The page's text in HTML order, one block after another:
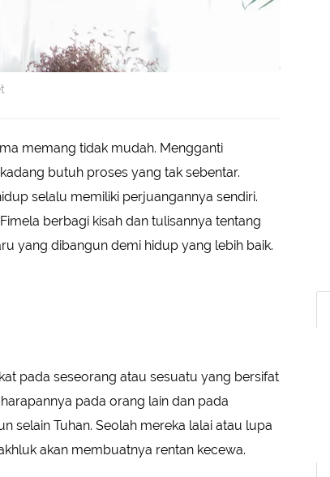
memang tidak mudah. Mengganti
butuh proses yang tak sebentar.
selalu memiliki perjuangannya sendiri.
berbagi kisah dan tulisannya tentang
yang dibangun demi hidup yang lebih baik.
pada seseorang atau sesuatu yang bersifat
pada orang lain dan pada
selain Tuhan. Seolah mereka lalai atau lupa
akan membuatnya rentan kecewa.